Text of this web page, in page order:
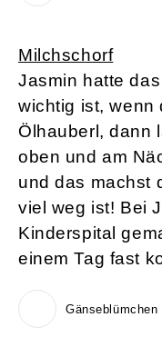
Milchschorf
Jasmin hatte
wichtig ist, wenn
Ölhauberl, dann
oben und am
und das machst
viel weg ist! Bei
Kinderspital
einem Tag fast
Gänseblümchen